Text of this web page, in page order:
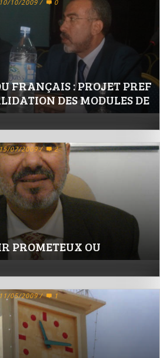
FRANÇAIS : PROJET PREF
DES MODULES DE
10/10/2009 / 0
PROMETEUX OU
07/2009 / 2
11/05/2009 / 1